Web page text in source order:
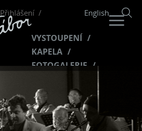
Přihlášení
English
VYSTOUPENÍ
KAPELA
FOTOGALERIE
VIDEO
FANKLUB